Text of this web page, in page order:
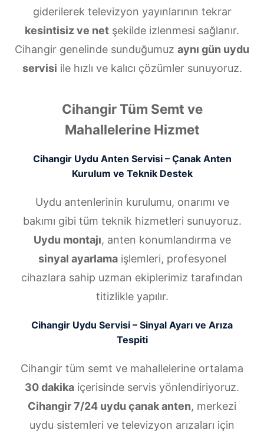
giderilerek televizyon yayınlarının tekrar
kesintisiz ve net şekilde izlenmesi sağlanır.
Cihangir genelinde sunduğumuz aynı gün uydu
servisi ile hızlı ve kalıcı çözümler sunuyoruz.
Cihangir Tüm Semt ve
Mahallelerine Hizmet
Cihangir Uydu Anten Servisi – Çanak Anten
Kurulum ve Teknik Destek
Uydu antenlerinin kurulumu, onarımı ve
bakımı gibi tüm teknik hizmetleri sunuyoruz.
Uydu montajı, anten konumlandırma ve
sinyal ayarlamaişlemleri, profesyonel
cihazlara sahip uzman ekiplerimiz tarafından
titizlikle yapılır.
Cihangir Uydu Servisi – Sinyal Ayarı ve Arıza
Tespiti
Cihangir tüm semt ve mahallelerine ortalama
30 dakika içerisinde servis yönlendiriyoruz.
Cihangir 7/24 uydu çanak anten, merkezi
uydu sistemleri ve televizyon arızaları için